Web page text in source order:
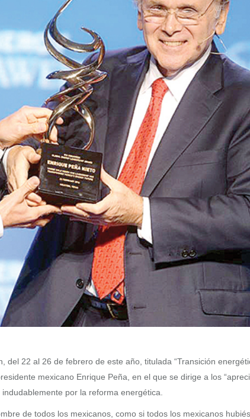
del 22 al 26 de febrero de este año, titulada “Transición
mexicano Enrique Peña, en el que se dirige a los
por la reforma energética.
de todos los mexicanos, como si todos los mexicanos